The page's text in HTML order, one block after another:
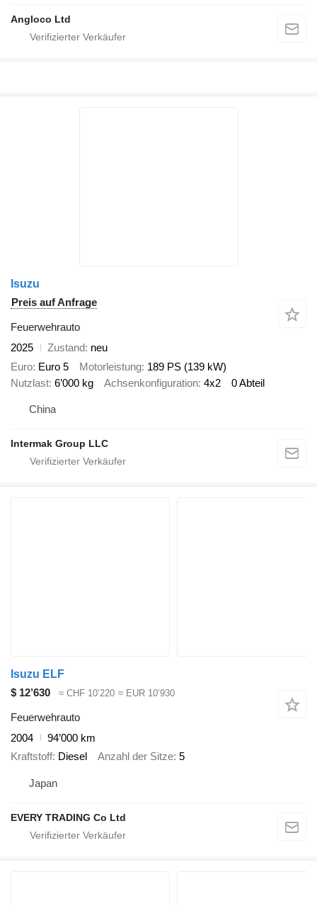
Angloco Ltd
Isuzu
Preis auf Anfrage
Feuerwehrauto
2025
Zustand neu
Euro Euro 5 Motorleistung 189 PS (139 kW)
Nutzlast 6’000 kg Achsenkonfiguration 4x2 0 Abteil
China
Intermak Group LLC
Isuzu ELF
$ 12’630
≈ CHF 10’220 ≈ EUR 10’930
Feuerwehrauto
2004
94’000 km
Kraftstoff Diesel Anzahl der Sitze 5
Japan
EVERY TRADING Co Ltd